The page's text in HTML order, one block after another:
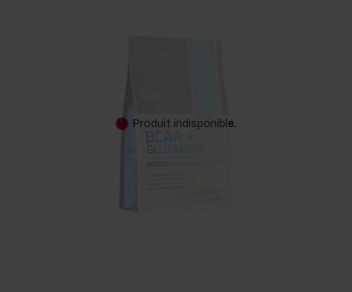
Produit indisponible.